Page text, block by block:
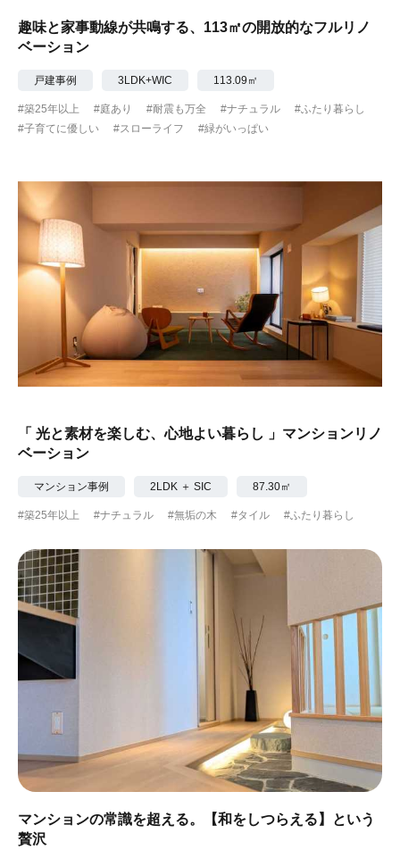
趣味と家事動線が共鳴する、113㎡の開放的なフルリノ
ベーション
戸建事例 3LDK+WIC 113.09㎡
#築25年以上 #庭あり #耐震も万全 #ナチュラル
#ふたり暮らし
#子育てに優しい
#スローライフ #緑がいっぱい
「 光と素材を楽しむ、心地よい暮らし 」マンションリノ
ベーション
マンション事例 2LDK ＋ SIC 87.30㎡
#築25年以上 #ナチュラル #無垢の木 #タイル #ふたり暮らし
マンションの常識を超える。【和をしつらえる】という
贅沢